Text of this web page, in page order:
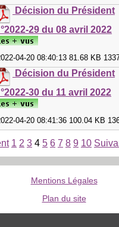
Décision du Président
29 du 08 avril 2022
04-20 08:40:13 81.68 KB
Décision du Président
30 du 11 avril 2022
04-20 08:41:36 100.04 KB
1 2 3 4 5 6 7 8 9 10
Mentions Légales
Plan du site